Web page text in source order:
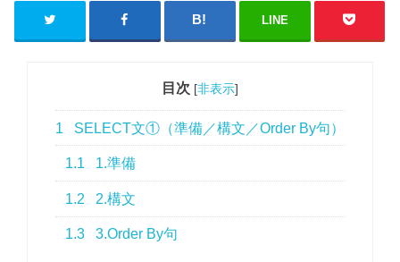
LINE
目次 [非表示]
1 SELECT文①（準備／構文／Order By句）
1.1 1.準備
1.2 2.構文
1.3 3.Order By句